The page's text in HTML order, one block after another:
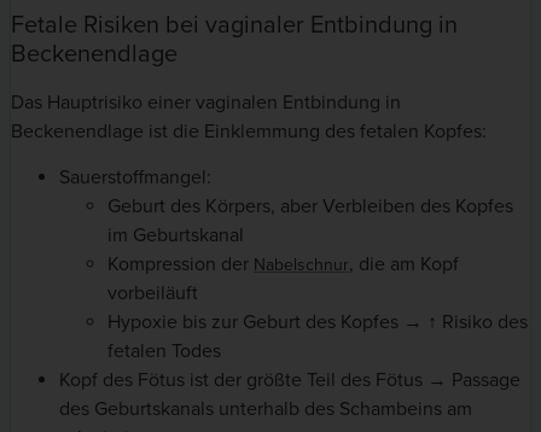
Fetale Risiken bei vaginaler Entbindung in
Beckenendlage
Das Hauptrisiko einer vaginalen Entbindung in
Beckenendlage ist die Einklemmung des fetalen Kopfes:
Sauerstoffmangel:
Geburt des Körpers, aber Verbleiben des Kopfes
im Geburtskanal
Kompression der Nabelschnur, die am Kopf
vorbeiläuft
Hypoxie bis zur Geburt des Kopfes → ↑ Risiko des
fetalen Todes
Kopf des Fötus ist der größte Teil des Fötus → Passage
des Geburtskanals unterhalb des Schambeins am